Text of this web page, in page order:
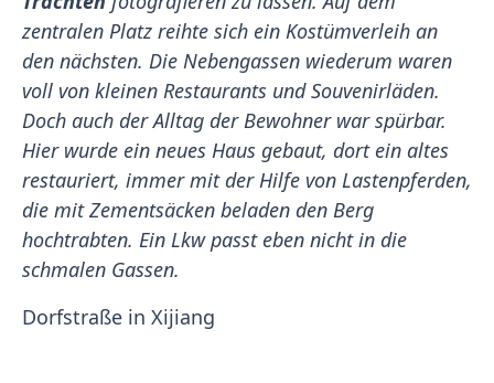
zentralen Platz reihte sich ein Kostümverleih an
den nächsten. Die Nebengassen wiederum waren
voll von kleinen Restaurants und Souvenirläden.
Doch auch der Alltag der Bewohner war spürbar.
Hier wurde ein neues Haus gebaut, dort ein altes
restauriert, immer mit der Hilfe von Lastenpferden,
die mit Zementsäcken beladen den Berg
hochtrabten. Ein Lkw passt eben nicht in die
schmalen Gassen.
Dorfstraße in Xijiang